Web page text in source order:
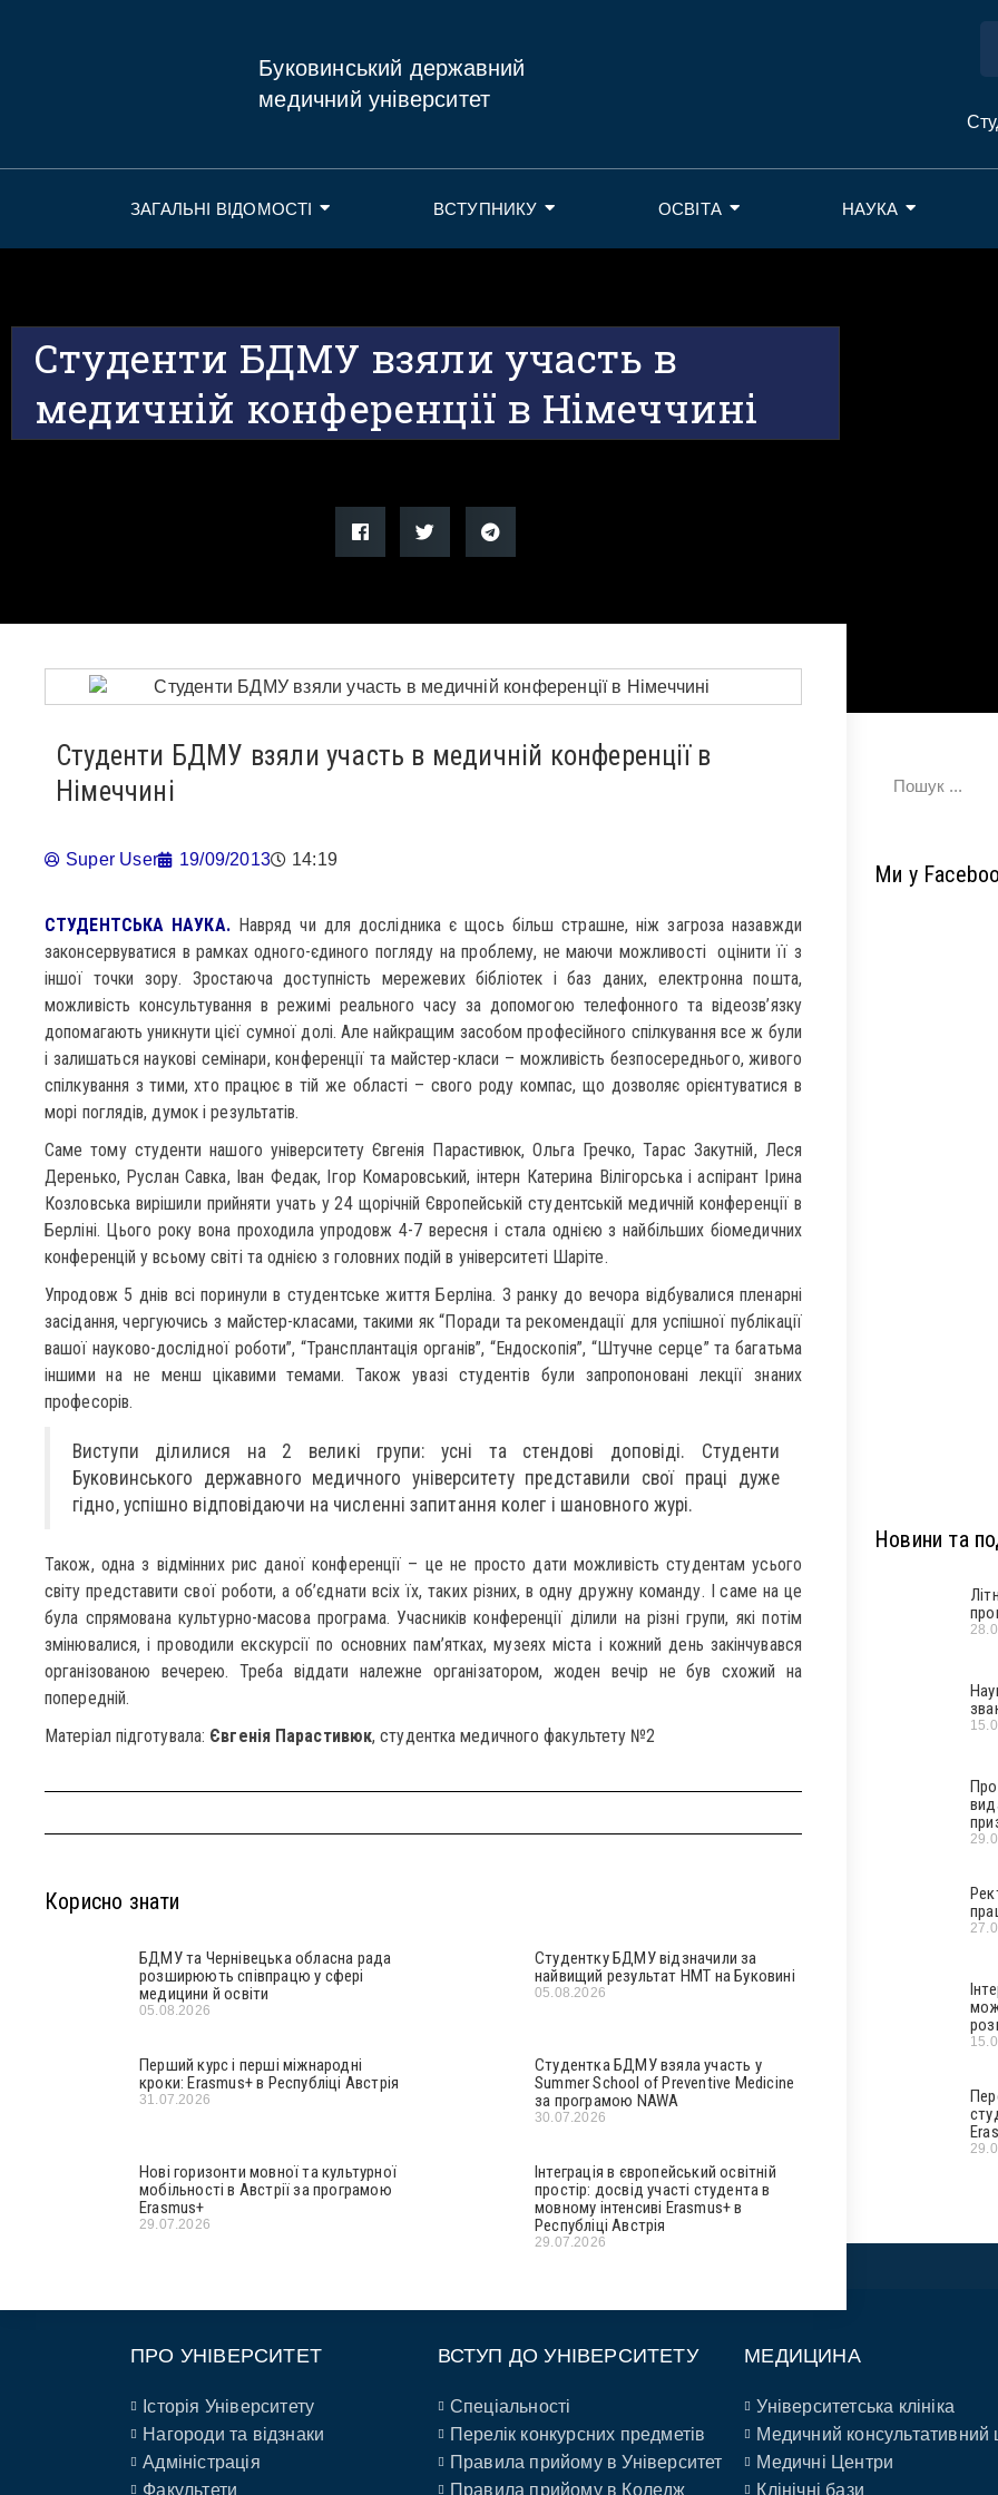
Буковинський державний
медичний університет
ЗАГАЛЬНІ ВІДОМОСТІ ВСТУПНИКУ ОСВІТА НАУКА
Студенти БДМУ взяли участь в
медичній конференції в Німеччині
Студенти БДМУ взяли участь в медичній конференції в
Німеччині
Super User 19/09/2013 14:19
СТУДЕНТСЬКА НАУКА. Навряд чи для дослідника є щось більш страшне, ніж загроза назавжди
законсервуватися в рамках одного-єдиного погляду на проблему, не маючи можливості оцінити її з
іншої точки зору. Зростаюча доступність мережевих бібліотек і баз даних, електронна пошта,
можливість консультування в режимі реального часу за допомогою телефонного та відеозв’язку
допомагають уникнути цієї сумної долі. Але найкращим засобом професійного спілкування все ж були
і залишаться наукові семінари, конференції та майстер-класи – можливість безпосереднього, живого
спілкування з тими, хто працює в тій же області – свого роду компас, що дозволяє орієнтуватися в
морі поглядів, думок і результатів.
Саме тому студенти нашого університету Євгенія Парастивюк, Ольга Гречко, Тарас Закутній, Леся
Деренько, Руслан Савка, Іван Федак, Ігор Комаровський, інтерн Катерина Вілігорська і аспірант Ірина
Козловська вирішили прийняти учать у 24 щорічній Європейській студентській медичній конференції в
Берліні. Цього року вона проходила упродовж 4-7 вересня і стала однією з найбільших біомедичних
конференцій у всьому світі та однією з головних подій в університеті Шаріте.
Упродовж 5 днів всі поринули в студентське життя Берліна. З ранку до вечора відбувалися пленарні
засідання, чергуючись з майстер-класами, такими як “Поради та рекомендації для успішної публікації
вашої науково-дослідної роботи”, “Трансплантація органів”, “Ендоскопія”, “Штучне серце” та багатьма
іншими на не менш цікавими темами. Також увазі студентів були запропоновані лекції знаних
професорів.
Виступи ділилися на 2 великі групи: усні та стендові доповіді. Студенти
Буковинського державного медичного університету представили свої праці дуже
гідно, успішно відповідаючи на численні запитання колег і шановного журі.
Також, одна з відмінних рис даної конференції – це не просто дати можливість студентам усього
світу представити свої роботи, а об’єднати всіх їх, таких різних, в одну дружну команду. І саме на це
була спрямована культурно-масова програма. Учасників конференції ділили на різні групи, які потім
змінювалися, і проводили екскурсії по основних пам’ятках, музеях міста і кожний день закінчувався
організованою вечерею. Треба віддати належне організатором, жоден вечір не був схожий на
попередній.
Матеріал підготувала: Євгенія Парастивюк, студентка медичного факультету №2
Корисно знати
БДМУ та Чернівецька обласна рада
розширюють співпрацю у сфері
медицини й освіти
05.08.2026
Студентку БДМУ відзначили за
найвищий результат НМТ на Буковині
05.08.2026
Перший курс і перші міжнародні
кроки: Erasmus+ в Республіці Австрія
31.07.2026
Студентка БДМУ взяла участь у
Summer School of Preventive Medicine
за програмою NAWA
30.07.2026
Нові горизонти мовної та культурної
мобільності в Австрії за програмою
Erasmus+
29.07.2026
Інтеграція в європейський освітній
простір: досвід участі студента в
мовному інтенсиві Erasmus+ в
Республіці Австрія
29.07.2026
Ми у
Новини та
ПРО УНІВЕРСИТЕТ
Історія Університету
Нагороди та відзнаки
Адміністрація
Факультети
ВСТУП ДО УНІВЕРСИТЕТУ
Спеціальності
Перелік конкурсних предметів
Правила прийому в Університет
Правила прийому в Коледж
МЕДИЦИНА
Університетська клініка
Медичний консультативний
Медичні Центри
Клінічні бази